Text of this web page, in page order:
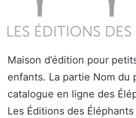
Maison d’édition pour
enfants. La partie Nom du
catalogue en ligne des
Les Éditions des